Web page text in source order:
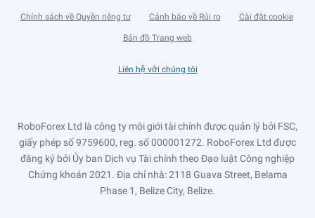
Chính sách về Quyền riêng tư Cảnh báo về Rủi ro Cài đặt cookie
Bản đồ Trang web
Liên hệ với chúng tôi
RoboForex Ltd là công ty môi giới tài chính được quản lý bởi FSC,
giấy phép số 9759600, reg. số 000001272. RoboForex Ltd được
đăng ký bởi Ủy ban Dịch vụ Tài chính theo Đạo luật Công nghiệp
Chứng khoán 2021. Địa chỉ nhà: 2118 Guava Street, Belama
Phase 1, Belize City, Belize.